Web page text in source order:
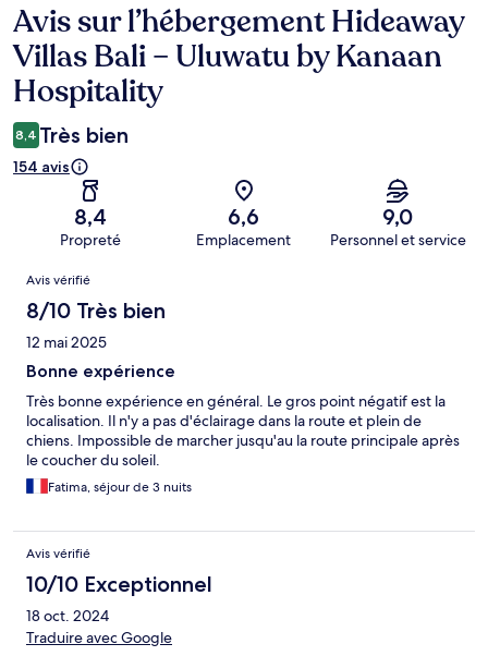
Avis
Avis sur l’hébergement Hideaway
Villas Bali – Uluwatu by Kanaan
Hospitality
8,4 Très bien
154 avis
8,4
Propreté
6,6
Emplacement
9,0
Personnel et service
Avis
Avis vérifié
8/10 Très bien
12 mai 2025
Bonne expérience
Très bonne expérience en général. Le gros point négatif est la
localisation. Il n'y a pas d'éclairage dans la route et plein de
chiens. Impossible de marcher jusqu'au la route principale après
le coucher du soleil.
Fatima, séjour de 3 nuits
Avis vérifié
10/10 Exceptionnel
18 oct. 2024
Traduire avec Google